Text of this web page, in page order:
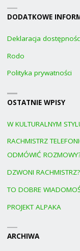
DODATKOWE
Deklaracja
Rodo
Polityka prywatności
OSTATNIE WPISY
W KULTURALNYM
RACHMISTRZ
ODMÓWIĆ
DZWONI
TO DOBRE
PROJEKT ALPAKA
ARCHIWA